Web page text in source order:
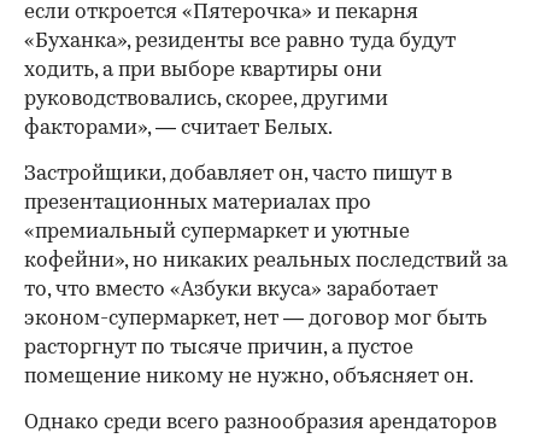
если откроется «Пятерочка» и пекарня
«Буханка», резиденты все равно туда будут
ходить, а при выборе квартиры они
руководствовались, скорее, другими
факторами», — считает Белых.
Застройщики, добавляет он, часто пишут в
презентационных материалах про
«премиальный супермаркет и уютные
кофейни», но никаких реальных последствий за
то, что вместо «Азбуки вкуса» заработает
эконом-супермаркет, нет — договор мог быть
расторгнут по тысяче причин, а пустое
помещение никому не нужно, объясняет он.
Однако среди всего разнообразия арендаторов